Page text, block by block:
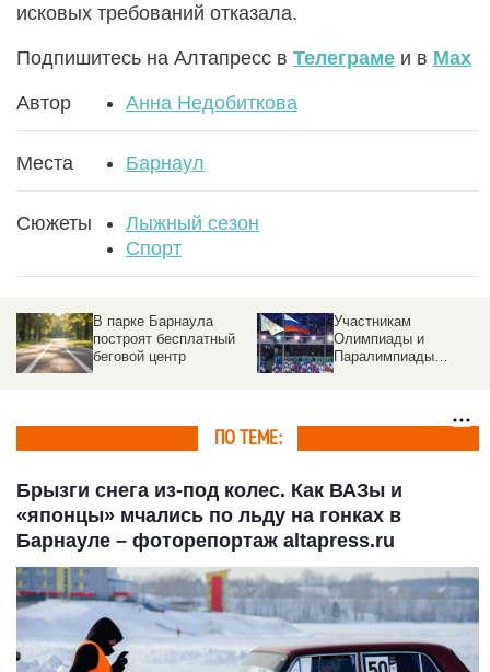
исковых требований отказала.
Подпишитесь на Алтапресс в Телеграме и в Max
Автор Анна Недобиткова
Места Барнаул
Сюжеты
Лыжный сезон
Спорт
Большунов проиграл
любимую гонку на
чемпионате России.
Барнаульцы поели
ароматных блинов и
поучаствовали в
ПО ТЕМЕ:
Брызги снега из-под колес. Как ВАЗы и
«японцы» мчались по льду на гонках в
Барнауле – фоторепортаж altapress.ru